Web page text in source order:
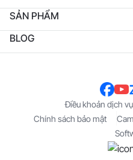
SẢN PHẨM
BLOG
Điều khoản dịch vụ
Chính sách bảo mật